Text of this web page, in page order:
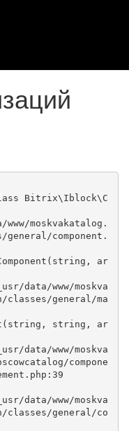
Bitrix\Iblock\C
moskvakatalog.
component.
ar
general/ma
string, ar
compone
classes/general/co